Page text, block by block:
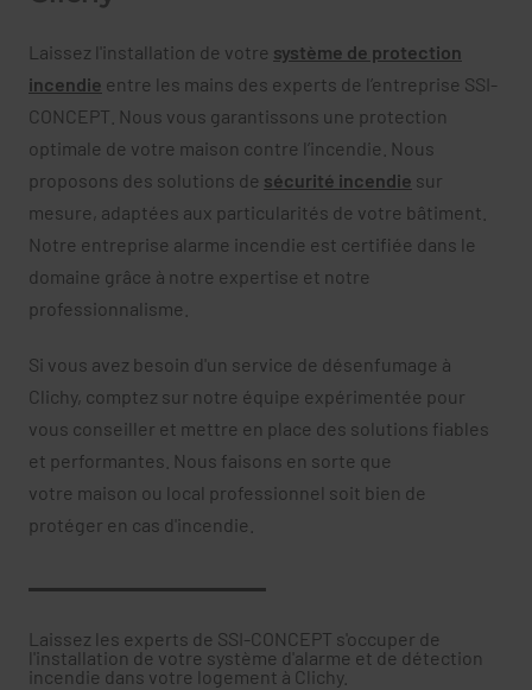
Laissez l'installation de votre système de protection
incendie entre les mains des experts de l’entreprise SSI-
CONCEPT. Nous vous garantissons une protection
optimale de votre maison contre l’incendie. Nous
proposons des solutions de sécurité incendie sur
mesure, adaptées aux particularités de votre bâtiment.
Notre entreprise alarme incendie est certifiée dans le
domaine grâce à notre expertise et notre
professionnalisme.
Si vous avez besoin d'un service de désenfumage à
Clichy, comptez sur notre équipe expérimentée pour
vous conseiller et mettre en place des solutions fiables
et performantes. Nous faisons en sorte que
votre maison ou local professionnel soit bien de
protéger en cas d'incendie.
Laissez les experts de SSI-CONCEPT s'occuper de
l'installation de votre système d'alarme et de détection
incendie dans votre logement à Clichy.